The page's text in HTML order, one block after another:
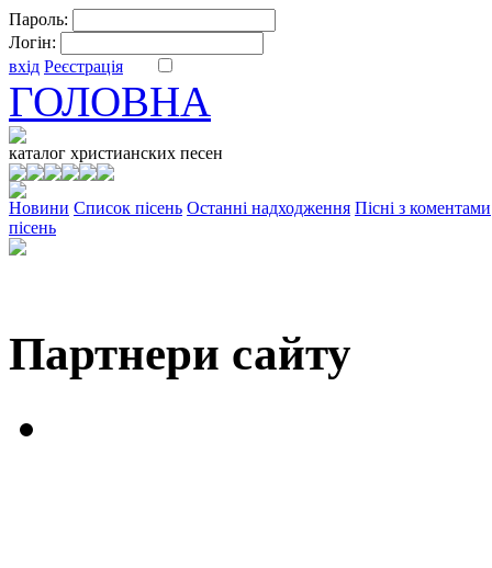
Пароль:
Логін:
вхід Реєстрація
ГОЛОВНА
каталог христианских песен
Новини Cписок пісень Останні надходження Пісні з коментами
пісень
Партнери сайту